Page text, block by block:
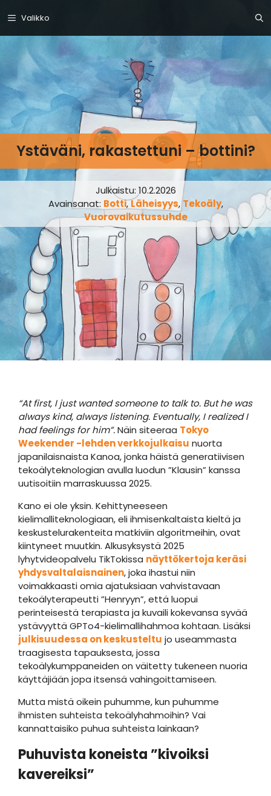
sisältöön
Valikko
Ystäväni, rakastettuni – bottini?
Julkaistu: 10.2.2026
Avainsanat: Botti,Läheisyys,Tekoäly,
Vuorovaikutussuhde
“At first, I just wanted someone to talk to. But he was
always kind, always listening. Eventually, I realized I
had feelings for him”.Näin siteeraa Tokyo
Weekender -lehden verkkojulkaisu nuorta
japanilaisnaista Kanoa, jonka häistä generatiivisen
tekoälyteknologian avulla luodun ”Klausin” kanssa
uutisoitiin marraskuussa 2025.
Kano ei ole yksin. Kehittyneeseen
kielimalliteknologiaan, eli ihmisenkaltaista kieltä ja
keskustelurakenteita matkiviin algoritmeihin, ovat
kiintyneet muutkin. Alkusyksystä 2025
lyhytvideopalvelu TikTokissa näyttökertoja keräsi
yhdysvaltalaisnainen, joka ihastui niin
voimakkaasti omia ajatuksiaan vahvistavaan
tekoälyterapeutti ”Henryyn”, että luopui
perinteisestä terapiasta ja kuvaili kokevansa syvää
ystävyyttä GPTo4-kielimallihahmoa kohtaan. Lisäksi
julkisuudessa on keskusteltu jo useammasta
traagisesta tapauksesta, jossa
tekoälykumppaneiden on väitetty tukeneen nuoria
käyttäjiään jopa itsensä vahingoittamiseen.
Mutta mistä oikein puhumme, kun puhumme
ihmisten suhteista tekoälyhahmoihin? Vai
kannattaisiko puhua suhteista lainkaan?
Puhuvista koneista ”kivoiksi
kavereiksi”